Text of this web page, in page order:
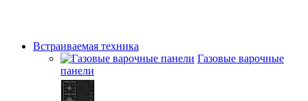
Встраиваемая техника
Газовые варочные
панели